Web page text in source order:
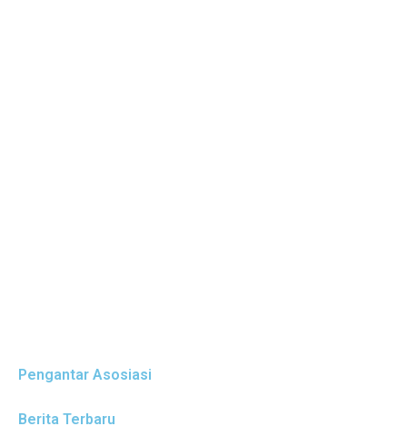
Pengantar Asosiasi
Berita Terbaru